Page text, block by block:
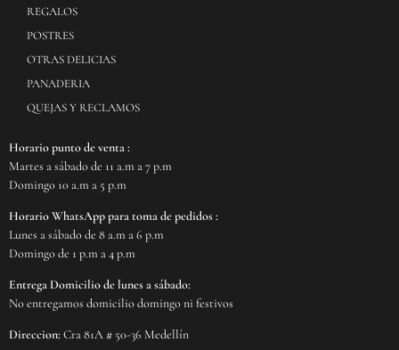
REGALOS
POSTRES
OTRAS DELICIAS
PANADERIA
QUEJAS Y RECLAMOS
Horario punto de venta :
Martes a sábado de 11 a.m a 7 p.m
Domingo 10 a.m a 5 p.m
Horario WhatsApp para toma de pedidos :
Lunes a sábado de 8 a.m a 6 p.m
Domingo de 1 p.m a 4 p.m
Entrega Domicilio de lunes a sábado:
No entregamos domicilio domingo ni festivos
Direccion: Cra 81A # 50-36 Medellín